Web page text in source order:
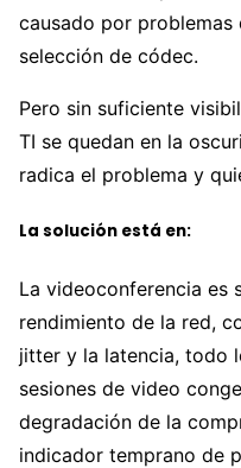
causado por
selección de códec.
Pero sin suficiente
TI se quedan en la
radica el problema y
La solución está en:
La videoconferencia es
rendimiento de la red,
jitter y la latencia, todo
sesiones de video
degradación de la
indicador temprano de